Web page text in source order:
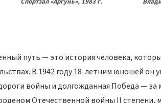
путь — это история человека,
В 1942 году 18-летним юношей
войны и долгожданная Победа — за
Отечественной войны II степени,